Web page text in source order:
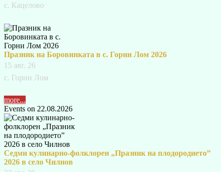
с. Кацелово
Празник на Боровинката в с. Горни Лом 2026
15 авг. 26
с. Горни Лом
more...
Events on 22.08.2026
Седми кулинарно-фолклорен „Празник на плодородието”
2026 в село Чилнов